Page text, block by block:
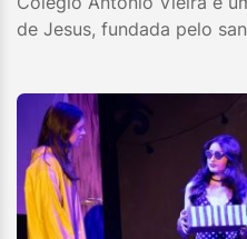
de Jesus, fundada pelo